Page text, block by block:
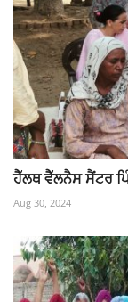
ਹੈੱਲਥ ਵੈੱਲਨੈਸ ਸੈਂਟਰ
Aug 30, 2024